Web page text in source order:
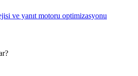
ve yanıt motoru optimizasyonu